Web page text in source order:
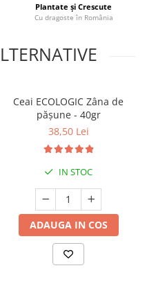
Plantate și Crescute
Cu dragoste în România
Ceai ECOLOGIC Zâna de
pășune - 40gr
38,50 Lei
IN STOC
ADAUGA IN COS